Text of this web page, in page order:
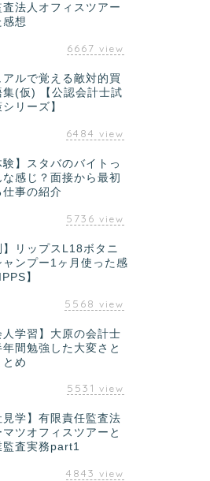
査法人オフィスツアー
感想
6667 view
アルで覚える敵対的買
集(仮) 【公認会計士試
リーズ】
6484 view
験】スタバのバイトっ
な感じ？面接から最初
仕事の紹介
5736 view
】リップスL18ボタニ
ャンプー1ヶ月使った感
】
5568 view
人学習】大原の会計士
間勉強した大変さと
とめ
5531 view
見学】有限責任監査法
マツオフィスツアーと
監査実務part1
4843 view